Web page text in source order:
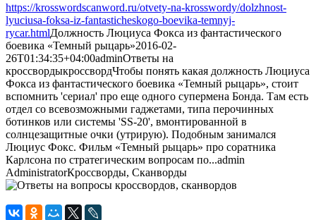
https://krosswordscanword.ru/otvety-na-krosswordy/dolzhnost-
lyuciusa-foksa-iz-fantasticheskogo-boevika-temnyj-
rycar.htmlДолжность Люциуса Фокса из фантастического
боевика «Темный рыцарь»2016-02-
26T01:34:35+04:00adminОтветы на
кроссвордыкроссвордЧтобы понять какая должность Люциуса
Фокса из фантастического боевика «Темный рыцарь», стоит
вспомнить 'сериал' про еще одного супермена Бонда. Там есть
отдел со всевозможными гаджетами, типа перочинных
ботинков или системы 'SS-20', вмонтированной в
солнцезащитные очки (утрирую). Подобным занимался
Люциус Фокс. Фильм «Темный рыцарь» про соратника
Карлсона по стратегическим вопросам по...admin
AdministratorКроссворды, Сканворды